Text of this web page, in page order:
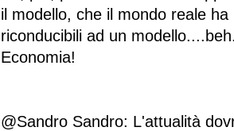
il modello, che il mondo reale
riconducibili ad un
Economia!
@Sandro Sandro: L'attualità